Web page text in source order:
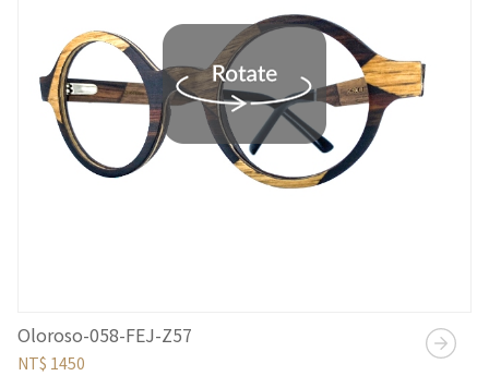
Oloroso-058-FEJ-Z57
NT$ 1450